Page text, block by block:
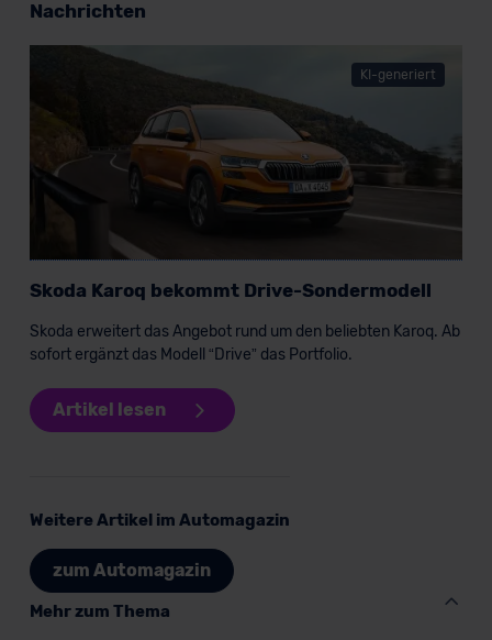
Skoda Karoq Scout
SUV/Geländewagen
Verkauf startet in Kürze
Bald verfügbar
Skoda Karoq Tour
SUV/Geländewagen
Nachrichten
KI-generiert
Skoda Karoq bekommt Drive-Sondermodell
Skoda erweitert das Angebot rund um den beliebten Karoq. Ab
sofort ergänzt das Modell “Drive” das Portfolio.
Artikel lesen
Weitere Artikel im Automagazin
zum Automagazin
Mehr zum Thema